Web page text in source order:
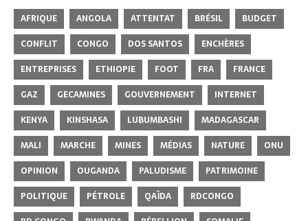
AFRIQUE ANGOLA ATTENTAT BRÉSIL
BUDGET
CONFLIT
CONGO DOS SANTOS
ENCHÈRES
ENTREPRISES
ETHIOPIE FOOT FRA
FRANCE
GAZ
GECAMINES GOUVERNEMENT
INTERNET
KENYA
KINSHASA LUBUMBASHI
MADAGASCAR
MALI
MARCHE MINES MÉDIAS NATURE
ONU
OPINION
OUGANDA PALUDISME
PATRIMOINE
POLITIQUE
PÉTROLE QAÏDA
RDCONGO